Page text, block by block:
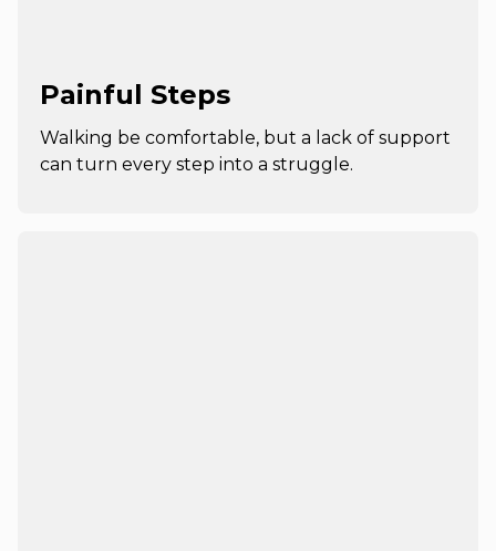
Painful Steps
Walking be comfortable, but a lack of support
can turn every step into a struggle.